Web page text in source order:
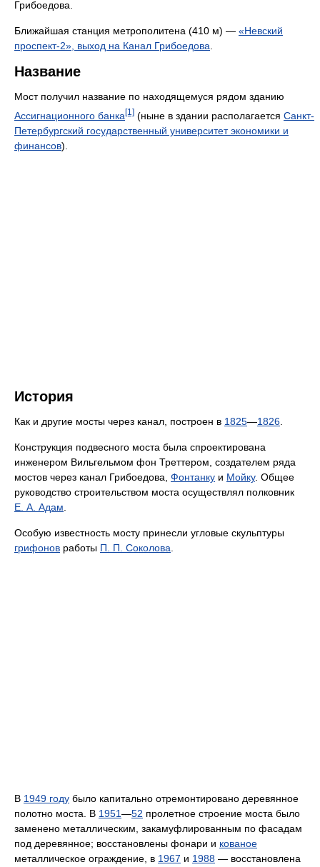
Грибоедова.
Ближайшая станция метрополитена (410 м) — «Невский
проспект-2», выход на Канал Грибоедова.
Название
Мост получил название по находящемуся рядом зданию
Ассигнационного банка [1] (ныне в здании располагается Санкт-
Петербургский государственный университет экономики и
финансов).
История
Как и другие мосты через канал, построен в 1825—1826
Конструкция подвесного моста была спроектирована
инженером Вильгельмом фон Треттером, создателем ряда
мостов через канал Грибоедова, Фонтанку и Мойку. Общее
руководство строительством моста осуществлял полковник
Е. А. Адам
Особую известность мосту принесли угловые скульптуры
грифонов работы П. П. Соколова
В 1949 году было капитально отремонтировано деревянное
полотно моста. В 1951—52 пролетное строение моста было
заменено металлическим, закамуфлированным по фасадам
под деревянное; восстановлены фонари и кованое
металлическое ограждение, в 1967 и 1988 — восстановлена